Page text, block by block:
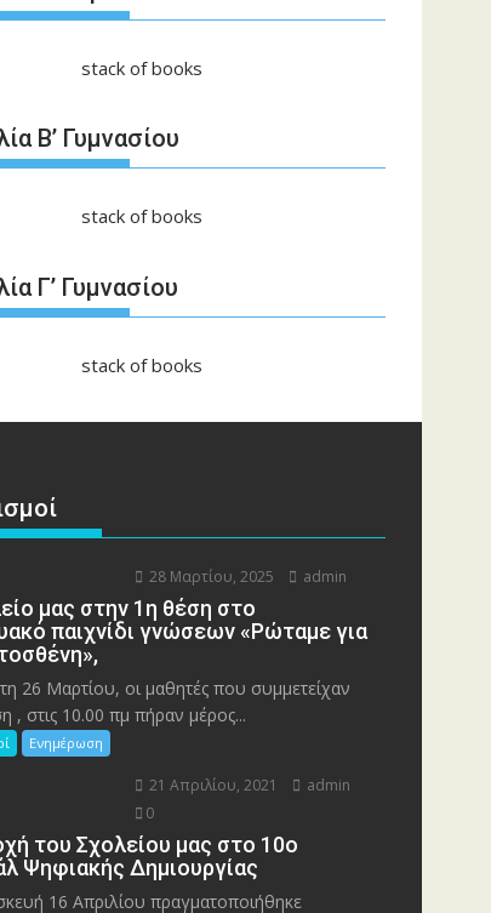
stack of books
Β’ Γυμνασίου
stack of books
Γ’ Γυμνασίου
stack of books
28 Μαρτίου, 2025 admin
μας στην 1η θέση στο
παιχνίδι γνώσεων «Ρώταμε για
26 Μαρτίου, οι μαθητές που συμμετείχαν
, στις 10.00 πμ πήραν μέρος...
Ενημέρωση
21 Απριλίου, 2021
admin
0
του Σχολείου μας στο 10ο
Ψηφιακής Δημιουργίας
16 Απριλίου πραγματοποιήθηκε